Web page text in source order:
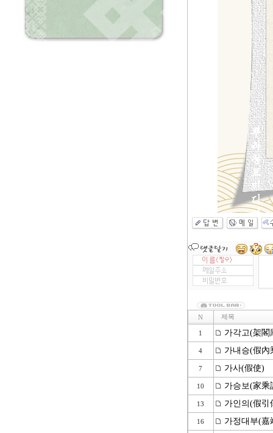
N 제목
1 가각고(架閣
4 가내승(假內
7 가사(假使)
10 가승보(家乘
13 가인의(假引
16 가정대부(嘉